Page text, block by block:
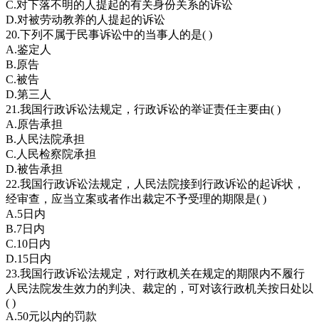
C.对下落不明的人提起的有关身份关系的诉讼
D.对被劳动教养的人提起的诉讼
20.下列不属于民事诉讼中的当事人的是( )
A.鉴定人
B.原告
C.被告
D.第三人
21.我国行政诉讼法规定，行政诉讼的举证责任主要由( )
A.原告承担
B.人民法院承担
C.人民检察院承担
D.被告承担
22.我国行政诉讼法规定，人民法院接到行政诉讼的起诉状，
经审查，应当立案或者作出裁定不予受理的期限是( )
A.5日内
B.7日内
C.10日内
D.15日内
23.我国行政诉讼法规定，对行政机关在规定的期限内不履行
人民法院发生效力的判决、裁定的，可对该行政机关按日处以
( )
A.50元以内的罚款